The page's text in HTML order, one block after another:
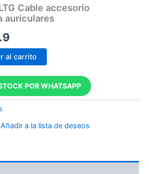
Cable accesorio
auriculares
al carrito
POR WHATSAPP
Añadir a la lista de deseos